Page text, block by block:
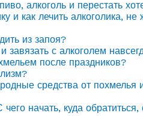
алкоголь и перестать
и как лечить алкоголика,
из запоя?
завязать с алкоголем
после праздников?
средства от похмелья
начать, куда обратиться,